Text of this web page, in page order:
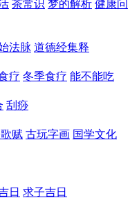
茶常识 梦的解析 健康问
法脉 道德经集释
疗 冬季食疗 能不能吃
刮痧
赋 古玩字画 国学文化
日 求子吉日